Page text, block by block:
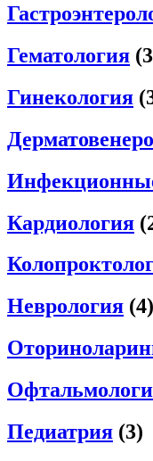
Гематология
Гинекология
Кардиология
Неврология (4)
Педиатрия (3)